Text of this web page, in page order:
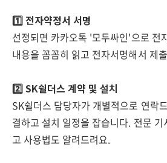
1️⃣ 전자약정서 서명
선정되면 카카오톡 '모두싸인'으로 전
내용을 꼼꼼히 읽고 전자서명해서 제
2️⃣ SK쉴더스 계약 및 설치
SK쉴더스 담당자가 개별적으로 연락
결하고 설치 일정을 잡습니다. 전문
고 사용법도 알려드려요.